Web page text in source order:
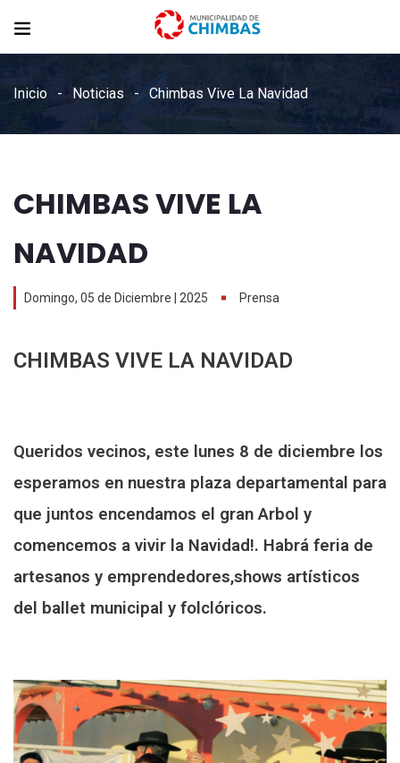
Inicio Noticias Chimbas Vive La Navidad
CHIMBAS VIVE LA
NAVIDAD
Domingo, 05 de Diciembre | 2025 Prensa
CHIMBAS VIVE LA NAVIDAD
Queridos vecinos, este lunes 8 de diciembre los
esperamos en nuestra plaza departamental para
que juntos encendamos el gran Arbol y
comencemos a vivir la Navidad!. Habrá feria de
artesanos y emprendedores,shows artísticos
del ballet municipal y folclóricos.